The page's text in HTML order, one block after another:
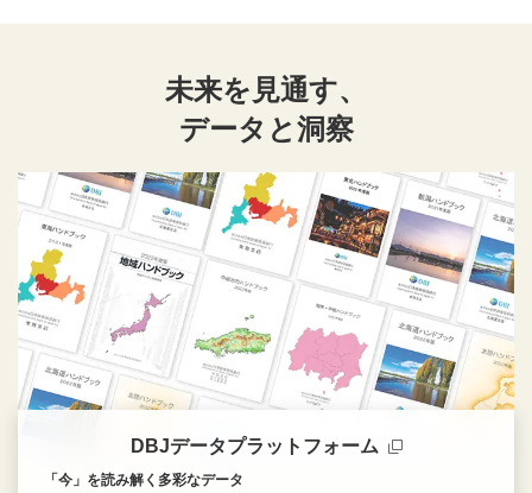
未来を見通す、
データと洞察
DBJデータプラットフォーム
「今」を読み解く多彩なデータ